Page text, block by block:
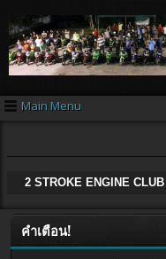
Main Menu
2 STROKE ENGINE CLUB
คำเตือน!